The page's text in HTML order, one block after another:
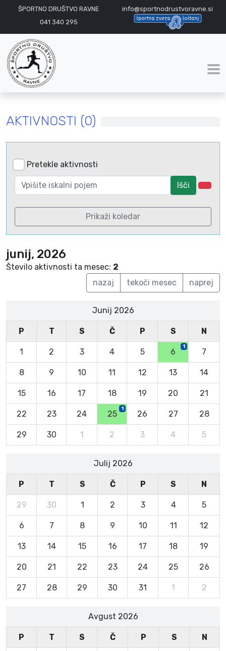
ŠPORTNO DRUŠTVO RAVNE
info@sportnodrustvoravne.si
041 340 295
AKTIVNOSTI (0)
Pretekle aktivnosti
Išči
Prikaži koledar
junij, 2026
Število aktivnosti ta mesec: 2
nazaj
tekoči mesec naprej
Junij 2026
P T S Č P S N
1 2 3 4 5 6
1
7
8 9 10 11 12 13 14
15 16 17 18 19 20 21
22 23 24 25
1
26 27 28
29 30 1 2 3 4 5
Julij 2026
P T S Č P S N
29 30 1 2 3 4 5
6 7 8 9 10 11 12
13 14 15 16 17 18 19
20 21 22 23 24 25 26
27 28 29 30 31 1 2
Avgust 2026
P T S Č P S N